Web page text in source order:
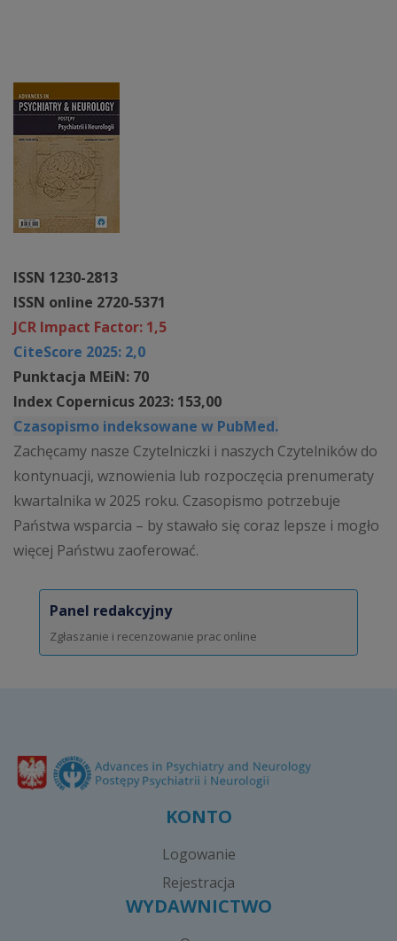
ISSN 1230-2813
ISSN online 2720-5371
JCR Impact Factor: 1,5
CiteScore 2025: 2,0
Punktacja MEiN: 70
Index Copernicus 2023: 153,00
Czasopismo indeksowane w PubMed.
Zachęcamy nasze Czytelniczki i naszych Czytelników do
kontynuacji, wznowienia lub rozpoczęcia prenumeraty
kwartalnika w 2025 roku. Czasopismo potrzebuje
Państwa wsparcia – by stawało się coraz lepsze i mogło
więcej Państwu zaoferować.
Panel redakcyjny
Zgłaszanie i recenzowanie prac online
KONTO
Logowanie
Rejestracja
WYDAWNICTWO